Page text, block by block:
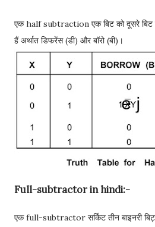
एक half subtraction एक बिट को दूसरे
हैं अर्थात डिफरेंस (डी) और बॉरो (बी)।
Full-subtractor in hindi:-
एक full-subtractor सर्किट तीन बाइनरी